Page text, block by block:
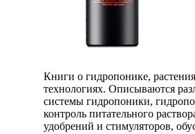
Книги о гидропонике,
технологиях. Описываются
системы гидропоники,
контроль питательного
удобрений и стимуляторов,